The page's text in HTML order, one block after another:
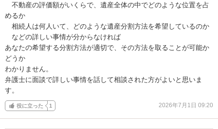
不動産の評価額がいくらで、遺産全体の中でどのような位置を占
めるか
相続人は何人いて、どのような遺産分割方法を希望しているのか
などの詳しい事情が分からなければ
あなたの希望する分割方法が適切で、その方法を取ることが可能か
どうか
わかりません。
弁護士に面談で詳しい事情を話して相談された方がよいと思いま
す。
役に立った 1 2026年7月1日 09:20